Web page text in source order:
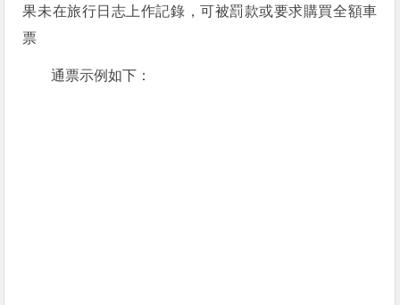
果未在旅行日志上作記錄，可被罰款或要求購買全額車
票
通票示例如下：